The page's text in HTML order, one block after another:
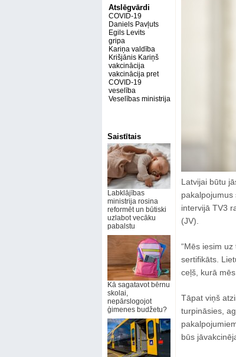
Atslēgvārdi
COVID-19
Daniels Pavļuts
Egils Levits
gripa
Kariņa valdība
Krišjānis Kariņš
vakcinācija
vakcinācija pret
COVID-19
veselība
Veselības ministrija
Saistītais
Labklājības
ministrija rosina
reformēt un būtiski
uzlabot vecāku
pabalstu
Kā sagatavot bērnu
skolai,
nepārslogojot
ģimenes budžetu?
Latvijai būtu
intervijā TV3
(JV).
“Mēs iesim
sertifikāts.
ceļš, kurā
Tāpat viņš
turpināsies,
būs